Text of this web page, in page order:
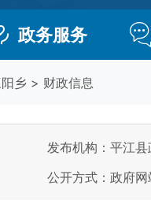
政务服务
乡 > 财政信息
发布机构：平江县
公开方式：政府网